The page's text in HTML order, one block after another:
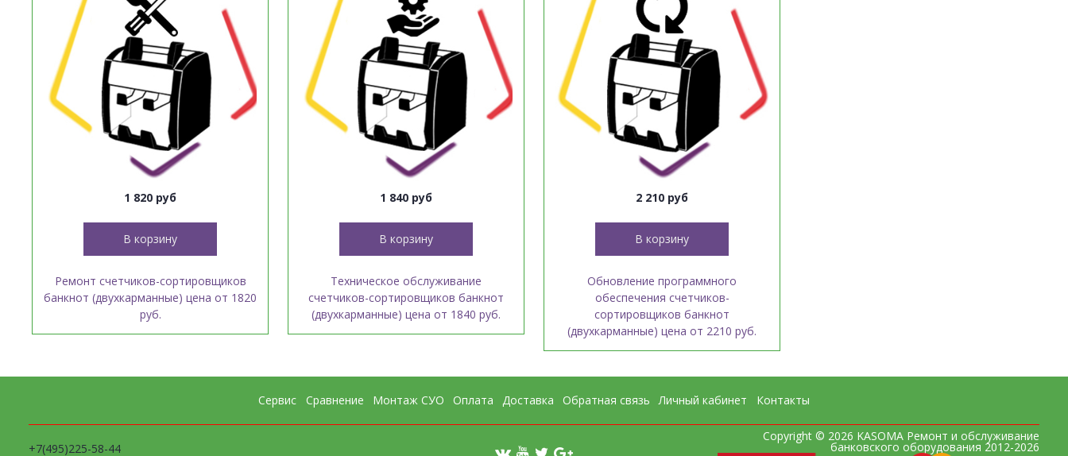
1 820 руб
В корзину
Ремонт счетчиков-сортировщиков
банкнот (двухкарманные) цена от 1820
руб.
1 840 руб
В корзину
Техническое обслуживание
счетчиков-сортировщиков банкнот
(двухкарманные) цена от 1840 руб.
2 210 руб
В корзину
Обновление программного
обеспечения счетчиков-
сортировщиков банкнот
(двухкарманные) цена от 2210 руб.
Сервис Сравнение Монтаж СУО Оплата Доставка Обратная связь Личный кабинет Контакты
+7(495)225-58-44
Copyright © 2026 KASOMA Ремонт и обслуживание
банковского оборудования 2012-2026